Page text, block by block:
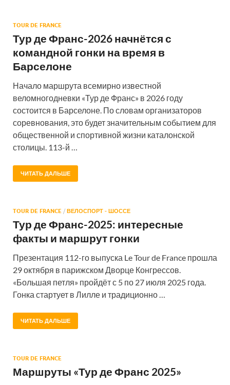
TOUR DE FRANCE
Тур де Франс-2026 начнётся с
командной гонки на время в
Барселоне
Начало маршрута всемирно известной
веломногодневки «Тур де Франс» в 2026 году
состоится в Барселоне. По словам организаторов
соревнования, это будет значительным событием для
общественной и спортивной жизни каталонской
столицы. 113-й …
ЧИТАТЬ ДАЛЬШЕ
TOUR DE FRANCE / ВЕЛОСПОРТ - ШОССЕ
Тур де Франс-2025: интересные
факты и маршрут гонки
Презентация 112-го выпуска Le Tour de France прошла
29 октября в парижском Дворце Конгрессов.
«Большая петля» пройдёт с 5 по 27 июля 2025 года.
Гонка стартует в Лилле и традиционно …
ЧИТАТЬ ДАЛЬШЕ
TOUR DE FRANCE
Маршруты «Тур де Франс 2025»